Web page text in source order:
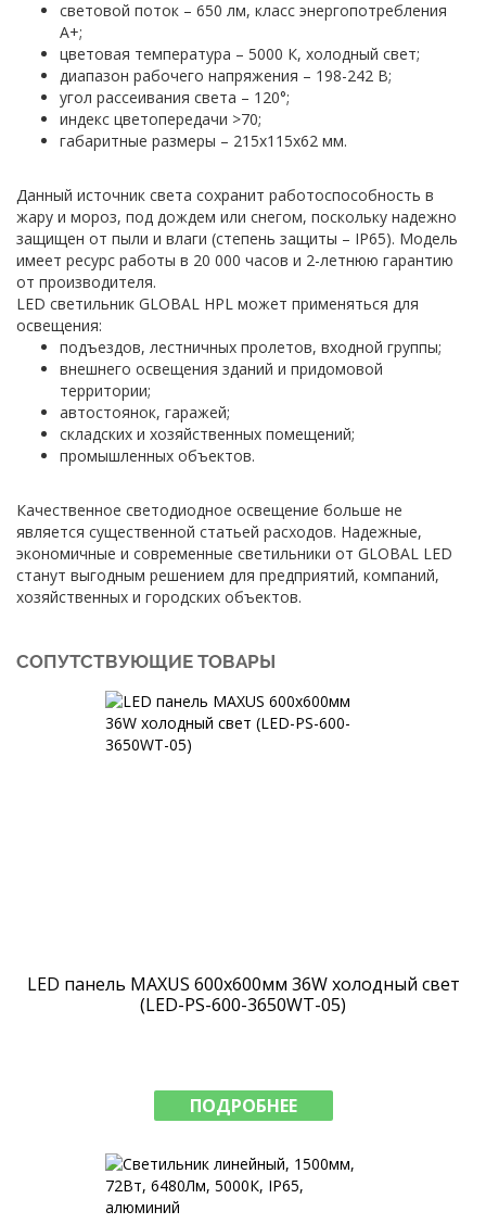
световой поток – 650 лм, класс энергопотребления
A+;
цветовая температура – 5000 К, холодный свет;
диапазон рабочего напряжения – 198-242 В;
угол рассеивания света – 120°;
индекс цветопередачи >70;
габаритные размеры – 215х115х62 мм.
Данный источник света сохранит работоспособность в
жару и мороз, под дождем или снегом, поскольку надежно
защищен от пыли и влаги (степень защиты – IP65). Модель
имеет ресурс работы в 20 000 часов и 2-летнюю гарантию
от производителя.
LED светильник GLOBAL HPL может применяться для
освещения:
подъездов, лестничных пролетов, входной группы;
внешнего освещения зданий и придомовой
территории;
автостоянок, гаражей;
складских и хозяйственных помещений;
промышленных объектов.
Качественное светодиодное освещение больше не
является существенной статьей расходов. Надежные,
экономичные и современные светильники от GLOBAL LED
станут выгодным решением для предприятий, компаний,
хозяйственных и городских объектов.
СОПУТСТВУЮЩИЕ ТОВАРЫ
LED панель MAXUS 600х600мм 36W холодный свет
(LED-PS-600-3650WT-05)
ПОДРОБНЕЕ